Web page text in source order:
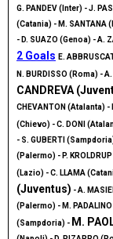
G. PANDEV (Inter) - J.
(Catania) - M. SANTANA
- D. SUAZO (Genoa) - A.
2 Goals E.
N. BURDISSO (Roma) -
CANDREVA
CHEVANTON (Atalanta) -
(Chievo) - C. DONI
- S. GUBERTI
(Palermo) - P.
(Lazio) - C. LLAMA
(Juventus) - A.
(Palermo) - M.
(Sampdoria) - M.